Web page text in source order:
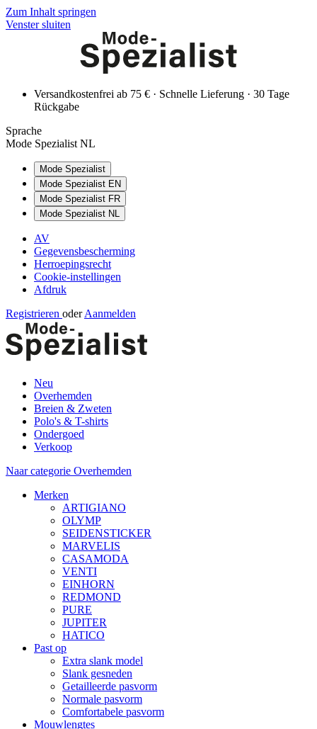
Zum Inhalt springen
Venster sluiten
Versandkostenfrei ab 75 € · Schnelle Lieferung · 30 Tage
Rückgabe
Sprache
Mode Spezialist NL
Mode Spezialist
Mode Spezialist EN
Mode Spezialist FR
Mode Spezialist NL
AV
Gegevensbescherming
Herroepingsrecht
Cookie-instellingen
Afdruk
Registrieren oder Aanmelden
Neu
Overhemden
Breien & Zweten
Polo's & T-shirts
Ondergoed
Verkoop
Naar categorie Overhemden
Merken
ARTIGIANO
OLYMP
SEIDENSTICKER
MARVELIS
CASAMODA
VENTI
EINHORN
REDMOND
PURE
JUPITER
HATICO
Past op
Extra slank model
Slank gesneden
Getailleerde pasvorm
Normale pasvorm
Comfortabele pasvorm
Mouwlengtes